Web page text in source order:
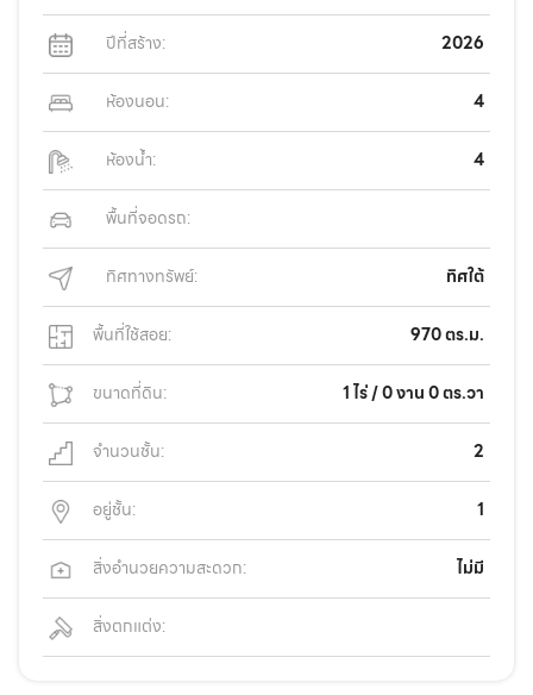
ปีที่สร้าง: 2026
ห้องนอน: 4
ห้องน้ำ: 4
พื้นที่จอดรถ:
ทิศทางทรัพย์: ทิศใต้
พื้นที่ใช้สอย: 970 ตร.ม.
ขนาดที่ดิน: 1 ไร่ / 0 งาน 0 ตร.วา
จำนวนชั้น: 2
อยู่ชั้น: 1
สิ่งอำนวยความสะดวก: ไม่มี
สิ่งตกแต่ง: